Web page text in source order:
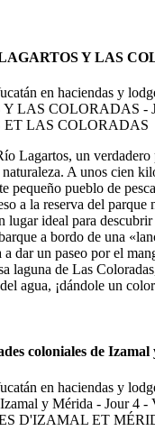
Y LAS
Lagartos, un verdadero
naturaleza. A unos cien
pequeño pueblo de
a la reserva del parque
lugar ideal para descubrir
a bordo de una
a dar un paseo por el
laguna de Las
agua, ¡dándole un
coloniales de